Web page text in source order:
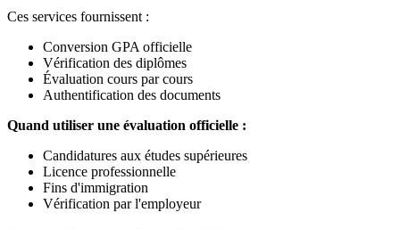
Ces services fournissent :
Conversion GPA officielle
Vérification des diplômes
Évaluation cours par cours
Authentification des documents
Quand utiliser une évaluation officielle :
Candidatures aux études supérieures
Licence professionnelle
Fins d'immigration
Vérification par l'employeur